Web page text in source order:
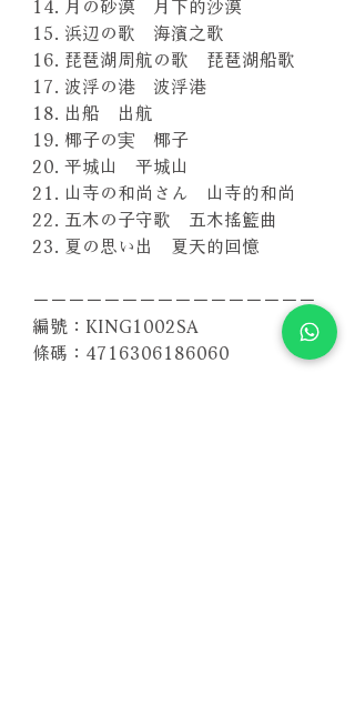
15. 浜辺の歌 海濱之歌
16. 琵琶湖周航の歌 琵琶湖船歌
17. 波浮の港 波浮港
18. 出船 出航
19. 椰子の実 椰子
20. 平城山 平城山
21. 山寺の和尚さん 山寺的和尚
22. 五木の子守歌 五木搖籃曲
23. 夏の思い出 夏天的回憶
－－－－－－－－－－－－－－－－
編號：KING1002SA
條碼：4716306186060